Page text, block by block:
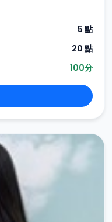
5 點
20 點
100分